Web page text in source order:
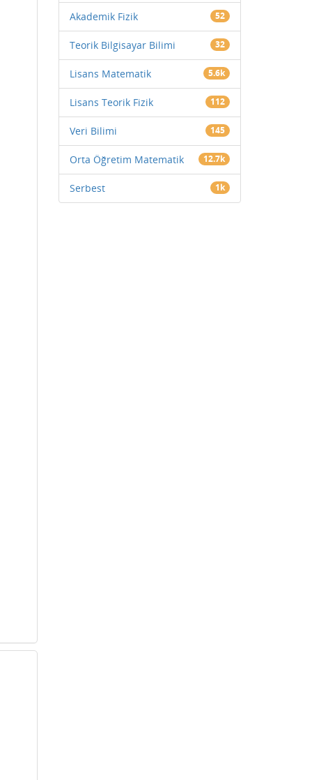
Akademik Fizik 52
Teorik Bilgisayar Bilimi 32
Lisans Matematik 5.6k
Lisans Teorik Fizik 112
Veri Bilimi 145
Orta Öğretim Matematik 12.7k
Serbest 1k